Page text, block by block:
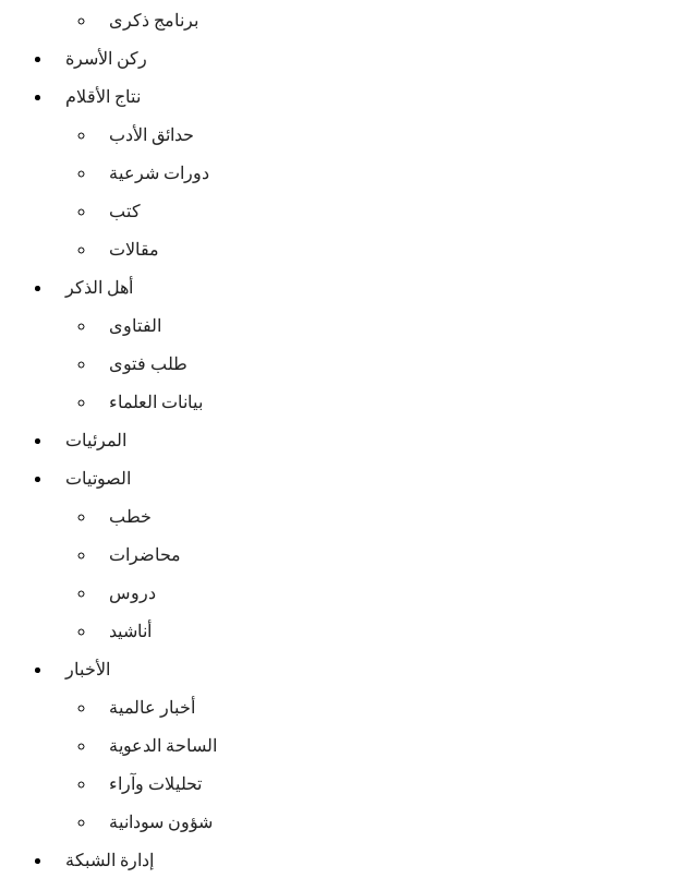
برنامج ذكرى
ركن الأسرة
نتاج الأقلام
حدائق الأدب
دورات شرعية
كتب
مقالات
أهل الذكر
الفتاوى
طلب فتوى
بيانات العلماء
المرئيات
الصوتيات
خطب
محاضرات
دروس
أناشيد
الأخبار
أخبار عالمية
الساحة الدعوية
تحليلات وآراء
شؤون سودانية
إدارة الشبكة